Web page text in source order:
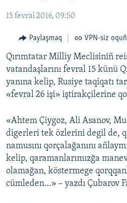
İNSAN AQLARI
VİDEO
SÜRET
BLOGLAR
FİKİR
Русский
Українською
QOŞULIÑIZ!
15 fevral 2016, 09:50
Paylaşmaq VPN-siz
Qırımtatar Milliy Meclisiniñ
vatandaşlarını fevral 15 künü
yanına kelip, Rusiye taqiqatı
«fevral 26 işi» iştirakçilerine
«Ahtem Çiygoz, Ali Asanov,
digerleri tek özlerini degil de,
namusını qorçalağanını
kelip, qaramanlarımızğa
olamağan, köstermege
cümleden…» – yazdı Çubarov